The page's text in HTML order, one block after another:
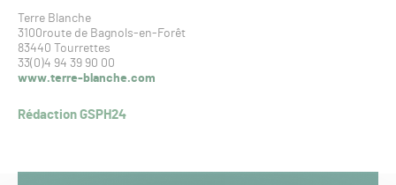
Terre Blanche
3100route de Bagnols-en-Forêt
83440 Tourrettes
33(0)4 94 39 90 00
www.terre-blanche.com
Rédaction GSPH24